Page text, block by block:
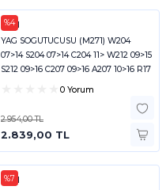
%4
FEBI
YAG SOGUTUCUSU (M271) W204
07>14 S204 07>14 C204 11> W212 09>15
S212 09>16 C207 09>16 A207 10>16 R17
0 Yorum
2.954,00 TL
2.839,00 TL
%7
FEBI